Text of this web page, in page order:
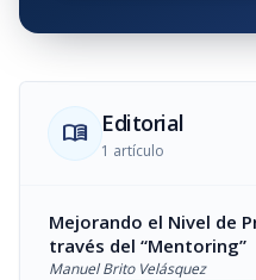
menu_book Editorial
1 artículo
Mejorando el Nivel de
través del “Mentoring”
Manuel Brito Velásquez